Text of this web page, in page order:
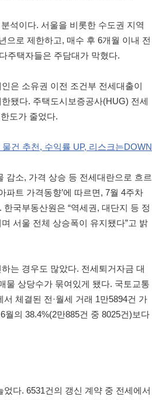
석이다. 서울을 비롯한 수도권 지역
으로 제한하고, 매수 후 6개월 이내 전
주택자들은 주담대가 막혔다.
은 소유권 이전 조건부 전세대출이
됐다. 주택도시보증공사(HUG) 전세
도가 줄었다.
건 추천, 수익률 UP, 리스크는DOWN
감소, 가격 상승 등 전세대란으로 흐르
파트 가격동향’에 따르면, 7월 4주차
국부동산원은 “역세권, 대단지 등 정
서울 전체 상승폭이 유지됐다”고 밝
는 경우도 많았다. 전세퇴거자금 대
물 상당수가 묶여있게 됐다. 국토교통
체결된 전·월세 거래 1만5894건 가
의 38.4%(2만885건 중 8025건)보다
다. 6531건의 갱신 계약 중 전세에서